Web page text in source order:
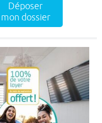
Déposer
mon dossier